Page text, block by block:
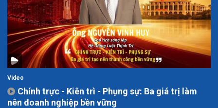
Video
Chính trực - Kiên trì - Phụng sự: Ba giá trị làm
nên doanh nghiệp bền vững